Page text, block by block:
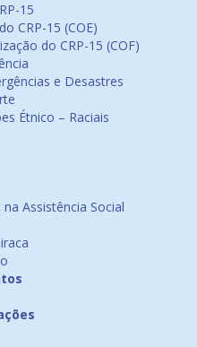
15
CRP-15 (COE)
do CRP-15 (COF)
e Desastres
Étnico – Raciais
Assistência Social